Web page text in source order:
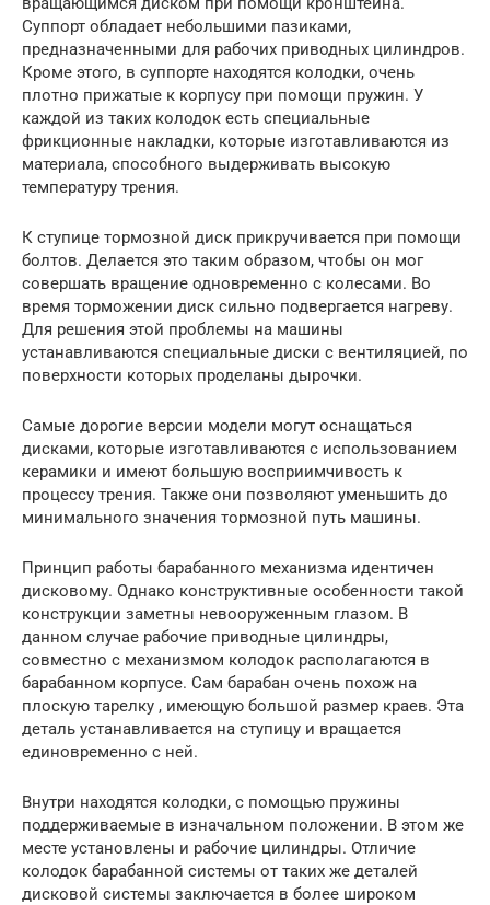
Суппорт обладает небольшими пазиками,
предназначенными для рабочих приводных цилиндров.
Кроме этого, в суппорте находятся колодки, очень
плотно прижатые к корпусу при помощи пружин. У
каждой из таких колодок есть специальные
фрикционные накладки, которые изготавливаются из
материала, способного выдерживать высокую
температуру трения.
К ступице тормозной диск прикручивается при помощи
болтов. Делается это таким образом, чтобы он мог
совершать вращение одновременно с колесами. Во
время торможении диск сильно подвергается нагреву.
Для решения этой проблемы на машины
устанавливаются специальные диски с вентиляцией, по
поверхности которых проделаны дырочки.
Самые дорогие версии модели могут оснащаться
дисками, которые изготавливаются с использованием
керамики и имеют большую восприимчивость к
процессу трения. Также они позволяют уменьшить до
минимального значения тормозной путь машины.
Принцип работы барабанного механизма идентичен
дисковому. Однако конструктивные особенности такой
конструкции заметны невооруженным глазом. В
данном случае рабочие приводные цилиндры,
совместно с механизмом колодок располагаются в
барабанном корпусе. Сам барабан очень похож на
плоскую тарелку , имеющую большой размер краев. Эта
деталь устанавливается на ступицу и вращается
единовременно с ней.
Внутри находятся колодки, с помощью пружины
поддерживаемые в изначальном положении. В этом же
месте установлены и рабочие цилиндры. Отличие
колодок барабанной системы от таких же деталей
дисковой системы заключается в более широком